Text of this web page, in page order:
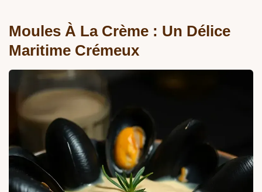
Moules À La Crème : Un Délice
Maritime Crémeux